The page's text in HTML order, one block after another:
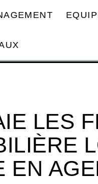
LES
EN